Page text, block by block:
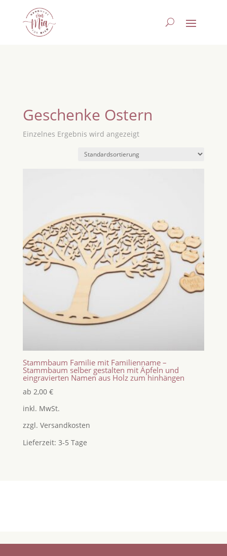
Geschenke Ostern
Einzelnes Ergebnis wird angezeigt
Stammbaum Familie mit Familienname –
Stammbaum selber gestalten mit Äpfeln und
eingravierten Namen aus Holz zum hinhängen
ab 2,00 €
inkl. MwSt.
zzgl. Versandkosten
Lieferzeit: 3-5 Tage